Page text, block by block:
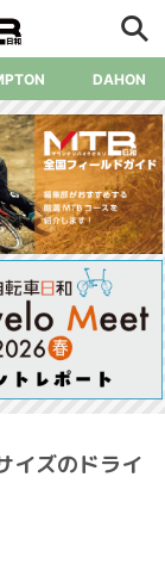
DAHON
イズのドライ